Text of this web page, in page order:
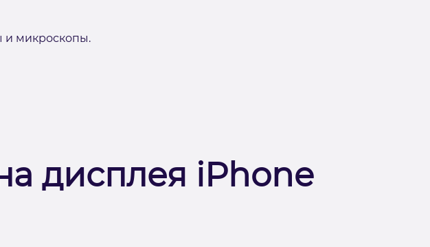
и микроскопы.
дисплея iPhone